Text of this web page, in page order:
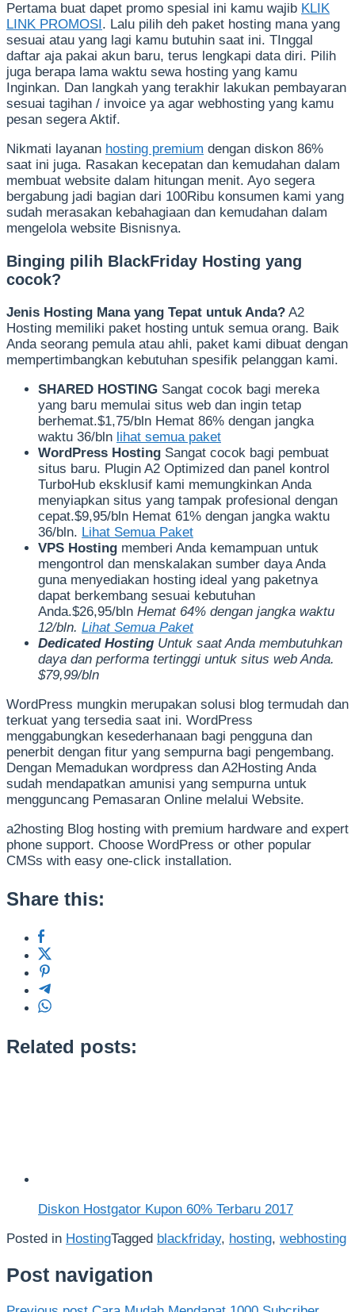
Pertama buat dapet promo spesial ini kamu wajib KLIK
LINK PROMOSI . Lalu pilih deh paket hosting mana yang
sesuai atau yang lagi kamu butuhin saat ini. TInggal
daftar aja pakai akun baru, terus lengkapi data diri. Pilih
juga berapa lama waktu sewa hosting yang kamu
Inginkan. Dan langkah yang terakhir lakukan pembayaran
sesuai tagihan / invoice ya agar webhosting yang kamu
pesan segera Aktif.
Nikmati layanan hosting premium dengan diskon 86%
saat ini juga. Rasakan kecepatan dan kemudahan dalam
membuat website dalam hitungan menit. Ayo segera
bergabung jadi bagian dari 100Ribu konsumen kami yang
sudah merasakan kebahagiaan dan kemudahan dalam
mengelola website Bisnisnya.
Binging pilih BlackFriday Hosting yang
cocok?
Jenis Hosting Mana yang Tepat untuk Anda? A2
Hosting memiliki paket hosting untuk semua orang. Baik
Anda seorang pemula atau ahli, paket kami dibuat dengan
mempertimbangkan kebutuhan spesifik pelanggan kami.
SHARED HOSTING Sangat cocok bagi mereka
yang baru memulai situs web dan ingin tetap
berhemat.$1,75/bln Hemat 86% dengan jangka
waktu 36/bln lihat semua paket
WordPress Hosting Sangat cocok bagi pembuat
situs baru. Plugin A2 Optimized dan panel kontrol
TurboHub eksklusif kami memungkinkan Anda
menyiapkan situs yang tampak profesional dengan
cepat.$9,95/bln Hemat 61% dengan jangka waktu
36/bln. Lihat Semua Paket
VPS Hosting memberi Anda kemampuan untuk
mengontrol dan menskalakan sumber daya Anda
guna menyediakan hosting ideal yang paketnya
dapat berkembang sesuai kebutuhan
Anda.$26,95/bln Hemat 64% dengan jangka waktu
12/bln. Lihat Semua Paket
Dedicated Hosting Untuk saat Anda membutuhkan
daya dan performa tertinggi untuk situs web Anda.
$79,99/bln
WordPress mungkin merupakan solusi blog termudah dan
terkuat yang tersedia saat ini. WordPress
menggabungkan kesederhanaan bagi pengguna dan
penerbit dengan fitur yang sempurna bagi pengembang.
Dengan Memadukan wordpress dan A2Hosting Anda
sudah mendapatkan amunisi yang sempurna untuk
mengguncang Pemasaran Online melalui Website.
a2hosting Blog hosting with premium hardware and expert
phone support. Choose WordPress or other popular
CMSs with easy one-click installation.
Share this:
Related posts:
Diskon Hostgator Kupon 60% Terbaru 2017
Posted in HostingTagged blackfriday, hosting, webhosting
Post navigation